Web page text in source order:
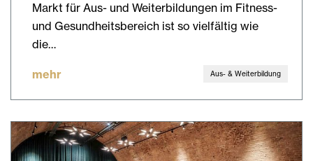
Markt für Aus- und Weiterbildungen im Fitness-
und Gesundheitsbereich ist so vielfältig wie
die…
mehr Aus- & Weiterbildung